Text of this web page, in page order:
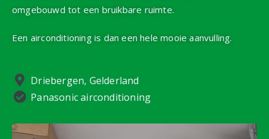
omgebouwd tot een bruikbare ruimte.
Een airconditioning is dan een hele mooie aanvulling.
Driebergen, Gelderland
Panasonic airconditioning